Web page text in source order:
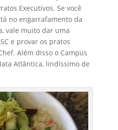
Executivos. Se você
no engarrafamento da
vale muito dar uma
e provar os pratos
Além disso o Campus
Atlântica, lindíssimo de